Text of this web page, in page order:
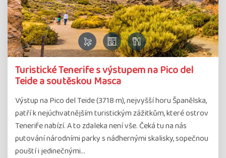
Turistické Tenerife s výstupem na Pico del
Teide a soutěskou Masca
Výstup na Pico del Teide (3718 m), nejvyšší horu Španělska,
patří k nejúchvatnějším turistickým zážitkům, které ostrov
Tenerife nabízí. A to zdaleka není vše. Čeká tu na nás
putování národními parky s nádhernými skalisky, sopečnou
pouští i jedinečnými…